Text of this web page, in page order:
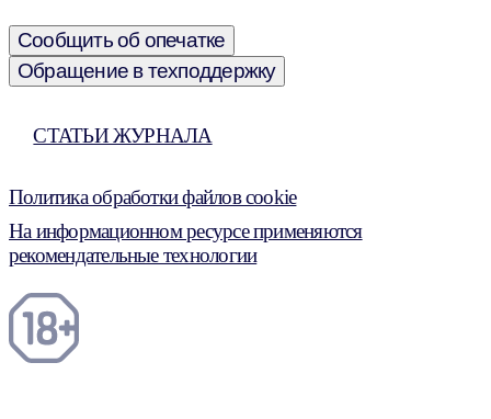
Сообщить об опечатке
Обращение в техподдержку
СТАТЬИ ЖУРНАЛА
Политика обработки файлов cookie
На информационном ресурсе применяются
рекомендательные технологии